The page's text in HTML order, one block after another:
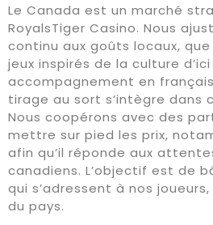
Le Canada est un marché
RoyalsTiger Casino. Nous
continu aux goûts locaux,
jeux inspirés de la culture d’ici
accompagnement en
tirage au sort s’intègre dans
Nous coopérons avec des
mettre sur pied les prix,
afin qu’il réponde aux
canadiens. L’objectif est de
qui s’adressent à nos
du pays.